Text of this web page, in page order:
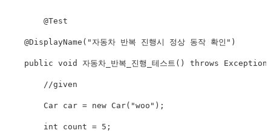
@Test
@DisplayName ( "자동차 반복 진행시 정상 동작 확인" )
public void 자동차_반복_진행_테스트 ( ) throws Exception
//given
Car car = new Car( "woo" ) ;
int count = 5 ;